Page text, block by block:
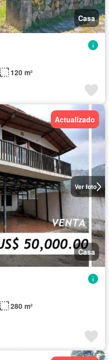
Casa
120 m²
Ver foto
Actualizado
Casa
280 m²